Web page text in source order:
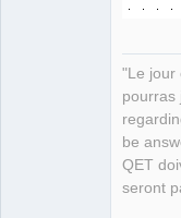
"Le jour
pourras
be
QET
seront